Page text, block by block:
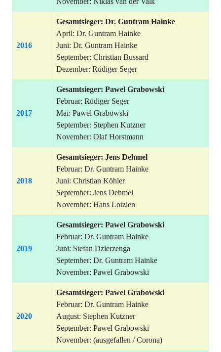
2016
Gesamtsieger: Dr. Guntram Hainke
April: Dr. Guntram Hainke
Juni: Dr. Guntram Hainke
September: Christian Bussard
Dezember: Rüdiger Seger
2017
Gesamtsieger: Pawel Grabowski
Februar: Rüdiger Seger
Mai: Pawel Grabowski
September: Stephen Kutzner
November: Olaf Horstmann
2018
Gesamtsieger: Jens Dehmel
Februar: Dr. Guntram Hainke
Juni: Christian Köhler
September: Jens Dehmel
November: Hans Lotzien
2019
Gesamtsieger: Pawel Grabowski
Februar: Dr. Guntram Hainke
Juni: Stefan Dzierzenga
September: Dr. Guntram Hainke
November: Pawel Grabowski
2020
Gesamtsieger: Pawel Grabowski
Februar: Dr. Guntram Hainke
August: Stephen Kutzner
September: Pawel Grabowski
November: (ausgefallen / Corona)